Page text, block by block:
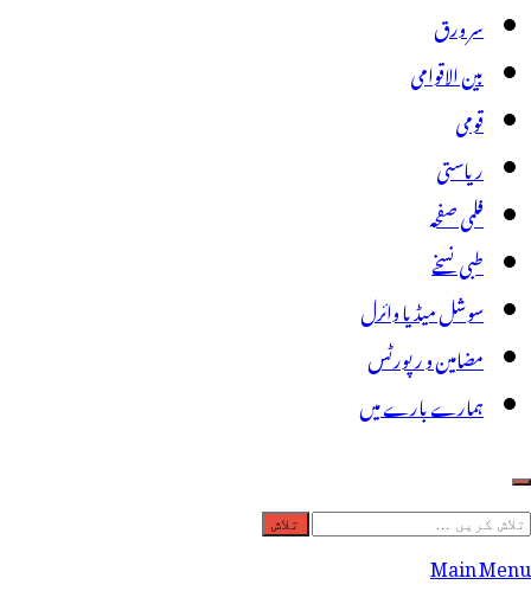
سر ورق
بین الاقوامی
قومی
ریاستی
فلمی صفحہ
طبی نسخے
سوشل میڈیا وائرل
مضامین و رپورٹس
ہمارے بارے میں
تلاش
کریں
Main Menu